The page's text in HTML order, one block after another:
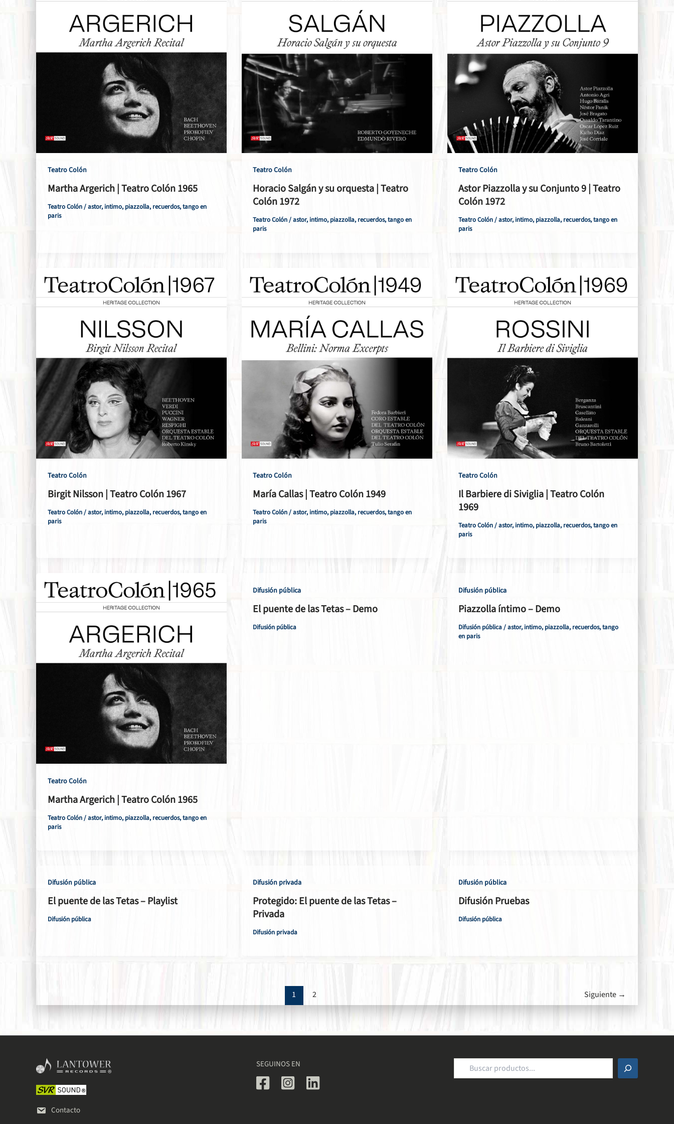
Teatro Colón
Martha Argerich | Teatro Colón 1965
Teatro Colón/astor, intimo, piazzolla, recuerdos,tango en
paris
Teatro Colón
Horacio Salgán y su orquesta | Teatro
Colón 1972
Teatro Colón/astor, intimo, piazzolla, recuerdos,tango en
paris
Teatro Colón
Astor Piazzolla y su Conjunto 9 | Teatro
Colón 1972
Teatro Colón/astor, intimo, piazzolla, recuerdos,tango en
paris
Teatro Colón
Birgit Nilsson | Teatro Colón 1967
Teatro Colón/astor, intimo, piazzolla, recuerdos,tango en
paris
Teatro Colón
María Callas | Teatro Colón 1949
Teatro Colón/astor, intimo, piazzolla, recuerdos,tango en
paris
Teatro Colón
Il Barbiere di Siviglia | Teatro Colón
1969
Teatro Colón/astor, intimo, piazzolla, recuerdos,tango en
paris
Teatro Colón
Martha Argerich | Teatro Colón 1965
Teatro Colón/astor, intimo, piazzolla, recuerdos,tango en
paris
Difusión pública
El puente de las Tetas – Demo
Difusión pública
Difusión pública
Piazzolla íntimo – Demo
Difusión pública/astor, intimo, piazzolla, recuerdos,tango
en paris
Difusión pública
El puente de las Tetas – Playlist
Difusión pública
Difusión privada
Protegido: El puente de las Tetas –
Privada
Difusión privada
Difusión pública
Difusión Pruebas
Difusión pública
1 2 Siguiente →
Contacto
SEGUINOS EN